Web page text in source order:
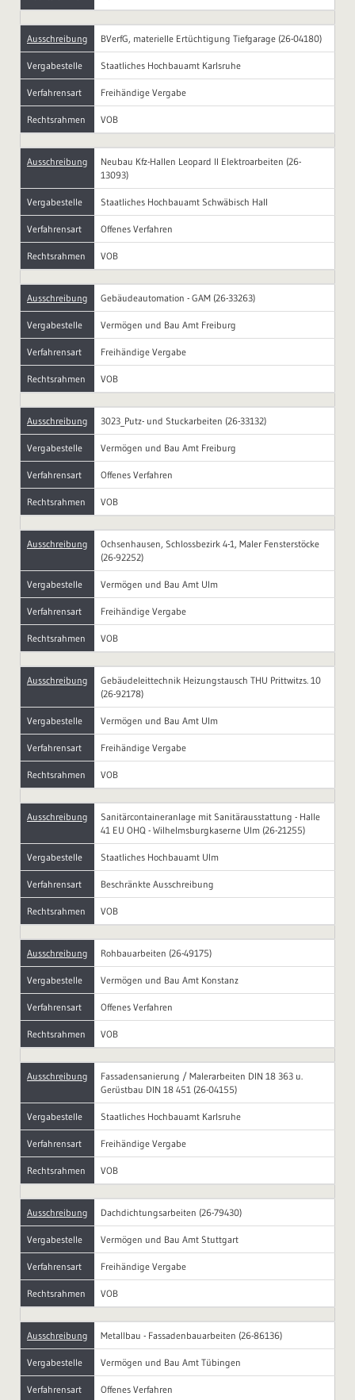
Ausschreibung BVerfG, materielle Ertüchtigung Tiefgarage (26-04180)
Vergabestelle Staatliches Hochbauamt Karlsruhe
Verfahrensart Freihändige Vergabe
Rechtsrahmen VOB
Ausschreibung
Neubau Kfz-Hallen Leopard II Elektroarbeiten (26-
13093)
Vergabestelle Staatliches Hochbauamt Schwäbisch Hall
Verfahrensart Offenes Verfahren
Rechtsrahmen VOB
Ausschreibung Gebäudeautomation - GAM (26-33263)
Vergabestelle Vermögen und Bau Amt Freiburg
Verfahrensart Freihändige Vergabe
Rechtsrahmen VOB
Ausschreibung 3023_Putz- und Stuckarbeiten (26-33132)
Vergabestelle Vermögen und Bau Amt Freiburg
Verfahrensart Offenes Verfahren
Rechtsrahmen VOB
Ausschreibung
Ochsenhausen, Schlossbezirk 4-1, Maler Fensterstöcke
(26-92252)
Vergabestelle Vermögen und Bau Amt Ulm
Verfahrensart Freihändige Vergabe
Rechtsrahmen VOB
Ausschreibung
Gebäudeleittechnik Heizungstausch THU Prittwitzs. 10
(26-92178)
Vergabestelle Vermögen und Bau Amt Ulm
Verfahrensart Freihändige Vergabe
Rechtsrahmen VOB
Ausschreibung
Sanitärcontaineranlage mit Sanitärausstattung - Halle
41 EU OHQ - Wilhelmsburgkaserne Ulm (26-21255)
Vergabestelle Staatliches Hochbauamt Ulm
Verfahrensart Beschränkte Ausschreibung
Rechtsrahmen VOB
Ausschreibung Rohbauarbeiten (26-49175)
Vergabestelle Vermögen und Bau Amt Konstanz
Verfahrensart Offenes Verfahren
Rechtsrahmen VOB
Ausschreibung
Fassadensanierung / Malerarbeiten DIN 18 363 u.
Gerüstbau DIN 18 451 (26-04155)
Vergabestelle Staatliches Hochbauamt Karlsruhe
Verfahrensart Freihändige Vergabe
Rechtsrahmen VOB
Ausschreibung Dachdichtungsarbeiten (26-79430)
Vergabestelle Vermögen und Bau Amt Stuttgart
Verfahrensart Freihändige Vergabe
Rechtsrahmen VOB
Ausschreibung Metallbau - Fassadenbauarbeiten (26-86136)
Vergabestelle Vermögen und Bau Amt Tübingen
Verfahrensart Offenes Verfahren